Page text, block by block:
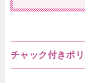
チャック付きポ